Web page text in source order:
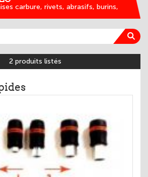
carbure, rivets, abrasifs, burins,
2 produits listés